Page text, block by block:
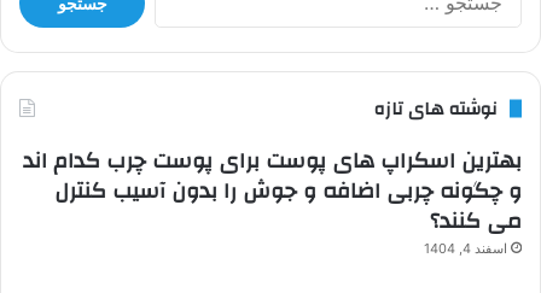
برای:
نوشته های تازه
بهترین اسکراپ های پوست برای پوست چرب کدام اند
و چگونه چربی اضافه و جوش را بدون آسیب کنترل
می کنند؟
اسفند 4, 1404